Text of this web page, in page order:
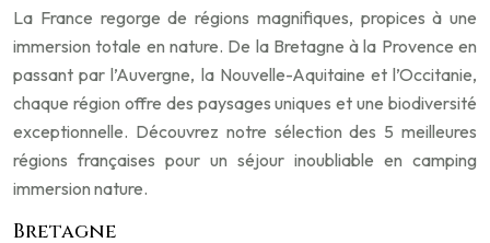
La France regorge de régions magnifiques, propices à une
immersion totale en nature. De la Bretagne à la Provence en
passant par l’Auvergne, la Nouvelle-Aquitaine et l’Occitanie,
chaque région offre des paysages uniques et une biodiversité
exceptionnelle. Découvrez notre sélection des 5 meilleures
régions françaises pour un séjour inoubliable en camping
immersion nature.
Bretagne